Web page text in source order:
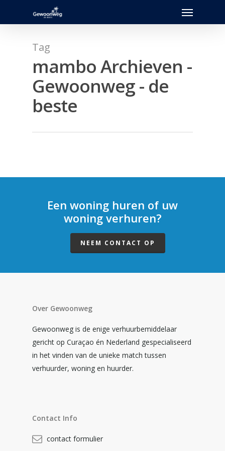
Menu
Tag
mambo Archieven -
Gewoonweg - de
beste
Een woning huren of uw
woning verhuren?
NEEM CONTACT OP
Over Gewoonweg
Gewoonweg is de enige verhuurbemiddelaar
gericht op Curaçao én Nederland gespecialiseerd
in het vinden van de unieke match tussen
verhuurder, woning en huurder.
Contact Info
contact formulier